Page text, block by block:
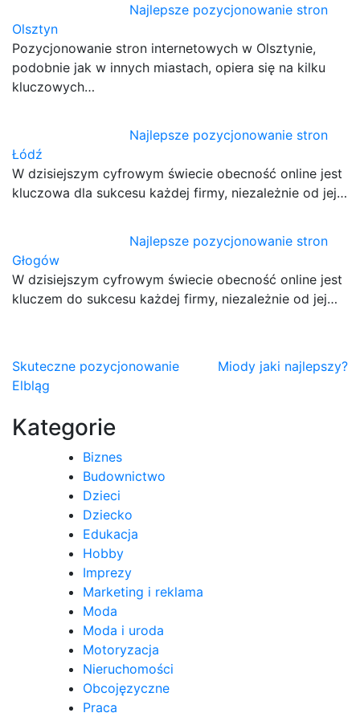
Najlepsze pozycjonowanie stron
Olsztyn
Pozycjonowanie stron internetowych w Olsztynie,
podobnie jak w innych miastach, opiera się na kilku
kluczowych…
Najlepsze pozycjonowanie stron
Łódź
W dzisiejszym cyfrowym świecie obecność online jest
kluczowa dla sukcesu każdej firmy, niezależnie od jej…
Najlepsze pozycjonowanie stron
Głogów
W dzisiejszym cyfrowym świecie obecność online jest
kluczem do sukcesu każdej firmy, niezależnie od jej…
Nawigacja
wpisu
Skuteczne pozycjonowanie
Elbląg
Miody jaki najlepszy?
Kategorie
Biznes
Budownictwo
Dzieci
Dziecko
Edukacja
Hobby
Imprezy
Marketing i reklama
Moda
Moda i uroda
Motoryzacja
Nieruchomości
Obcojęzyczne
Praca